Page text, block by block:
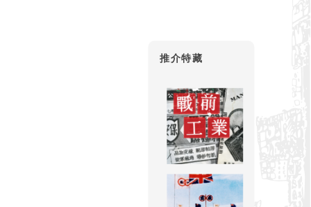
推介特藏